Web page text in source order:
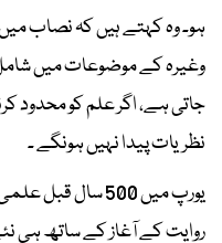
ہو۔ وہ کہتے ہیں کہ نصاب میں
وغیرہ کے موضوعات میں
جاتی ہے، اگر علم کو محدود
نظریات پیدا نہیں ہونگے ۔
یورپ میں 500
روایت کے آغاز کے ساتھ ہی